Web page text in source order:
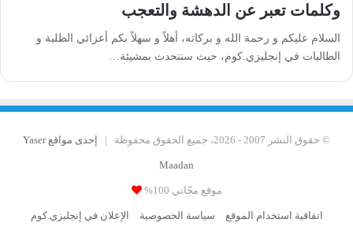
وكلمات تعبر عن الدهشة والتعجب
السلام عليكم و رحمة الله و بركاته، أهلاً و سهلاً بكم أعزائي الطلبة و
الطالبات في إنجليزي.كوم، حيث سنتحدث بمشيئة…
© حقوق النشر 2007 - 2026، جميع الحقوق محفوظة | إحدى مواقع Yaser
Maadan
موقع مجّاني 100%
اتفاقية استخدام الموقع سياسة الخصوصية الإعلان في إنجليزي.كوم